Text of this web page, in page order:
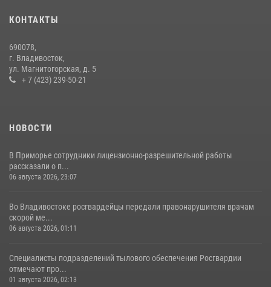
Во Владивостоке во дворе жилого дома сотрудники
вневедомственной охраны обнаружили запрещенные растения
29 июля 2026, 01:17
КОНТАКТЫ
690078,
г. Владивосток,
ул. Магнитогорская, д. 5
+ 7 (423) 239-50-21
НОВОСТИ
В Приморье сотрудники лицензионно-разрешительной работы
рассказали о п...
06 августа 2026, 23:07
Во Владивостоке росгвардейцы передали правонарушителя врачам
скорой ме...
06 августа 2026, 01:11
Специалисты подразделений тылового обеспечения Росгвардии
отмечают про...
01 августа 2026, 02:13